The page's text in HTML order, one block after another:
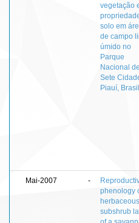
vegetação
solo em
de campo
úmido no
Parque
Nacional de
Sete
Piauí, Brasil
Mai-2007 -
phenology
subshrub